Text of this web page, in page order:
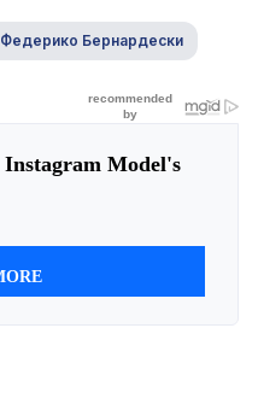
Федерико Бернардески